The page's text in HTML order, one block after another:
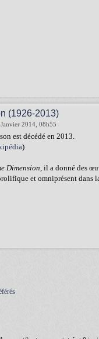
(1926-2013)
2014, 08h55
est décédé en 2013.
)
Dimension, il a donné des
et omniprésent dans